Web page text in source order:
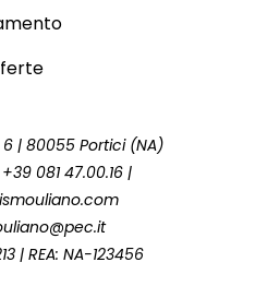
| 80055 Portici (NA)
081 47.00.16 |
| REA: NA-123456